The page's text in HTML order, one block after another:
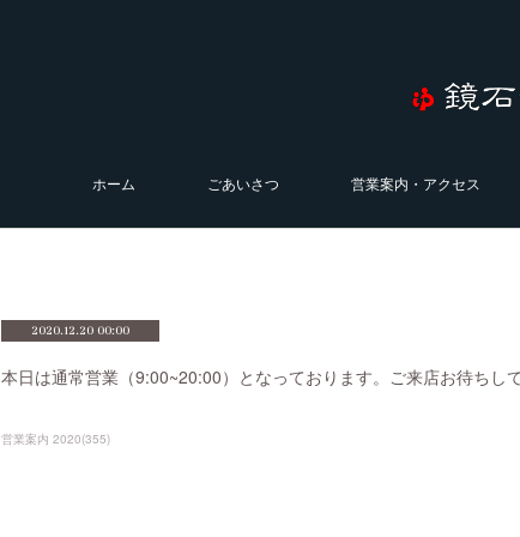
ホーム ごあいさつ 営業案内・アクセス
2020.12.20 00:00
本日は通常営業（9:00~20:00）となっております。ご来店お待ちして
営業案内 2020(355)